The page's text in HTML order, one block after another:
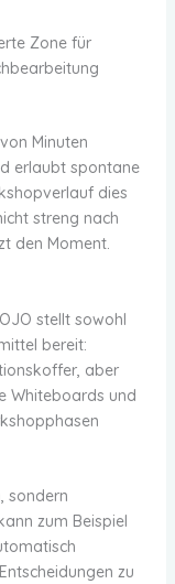
Zone für
Minuten
erlaubt spontane
dies
streng nach
den Moment.
stellt sowohl
bereit:
aber
Whiteboards und
sondern
zum Beispiel
zu